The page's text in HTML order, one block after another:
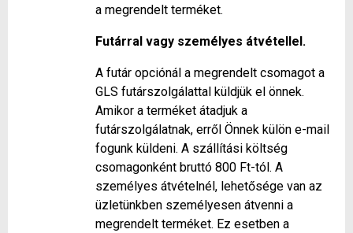
a megrendelt terméket.
Futárral vagy személyes átvétellel.
A futár opciónál a megrendelt csomagot a
GLS futárszolgálattal küldjük el önnek.
Amikor a terméket átadjuk a
futárszolgálatnak, erről Önnek külön e-mail
fogunk küldeni. A szállítási költség
csomagonként bruttó 800 Ft-tól. A
személyes átvételnél, lehetősége van az
üzletünkben személyesen átvenni a
megrendelt terméket. Ez esetben a